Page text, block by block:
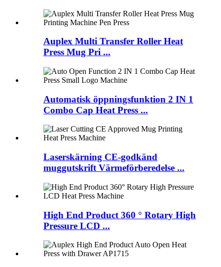
Auplex Multi Transfer Roller Heat
Press Mug Pri ...
Automatisk öppningsfunktion 2 IN 1
Combo Cap Heat Press ...
Laserskärning CE-godkänd
muggutskrift Värmeförberedelse ...
High End Product 360 ° Rotary High
Pressure LCD ...